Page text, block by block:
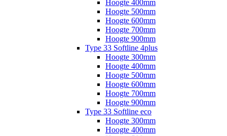
Hoogte 400mm
Hoogte 500mm
Hoogte 600mm
Hoogte 700mm
Hoogte 900mm
Type 33 Softline 4plus
Hoogte 300mm
Hoogte 400mm
Hoogte 500mm
Hoogte 600mm
Hoogte 700mm
Hoogte 900mm
Type 33 Softline eco
Hoogte 300mm
Hoogte 400mm